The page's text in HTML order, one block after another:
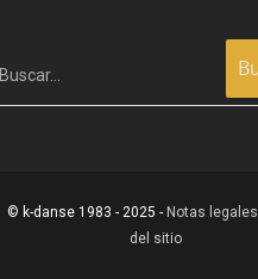
Buscar…
© k-danse 1983 - 2025 - Notas legales
del sitio